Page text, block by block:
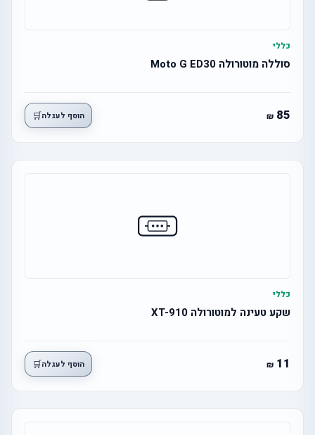
כללי
סוללה מוטורולה Moto G ED30
85 הוסף לעגלה🛒
כללי
שקע טעינה למוטורולה XT-910
11 הוסף לעגלה🛒